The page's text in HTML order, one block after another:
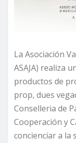
La Asociación
ASAJA) realiza
productos de
prop, dues
Conselleria de
Cooperación y
concienciar a la